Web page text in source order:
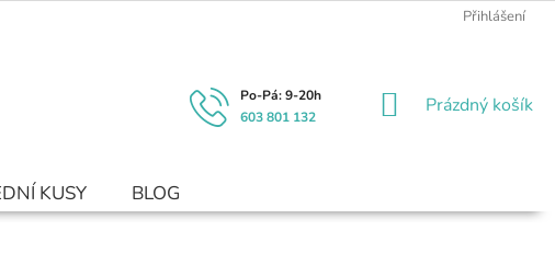
Přihlášení
603 801 132
NÁKUPNÍ
Prázdný košík
KUSY BLOG